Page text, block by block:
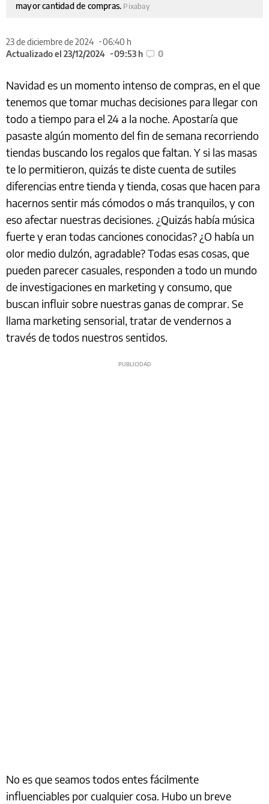
mayor cantidad de compras. Pixabay
23 de diciembre de 2024
06:40 h
Actualizado el 23/12/2024
09:53 h 0
Navidad es un momento intenso de compras, en el que
tenemos que tomar muchas decisiones para llegar con
todo a tiempo para el 24 a la noche. Apostaría que
pasaste algún momento del fin de semana recorriendo
tiendas buscando los regalos que faltan. Y si las masas
te lo permitieron, quizás te diste cuenta de sutiles
diferencias entre tienda y tienda, cosas que hacen para
hacernos sentir más cómodos o más tranquilos, y con
eso afectar nuestras decisiones. ¿Quizás había música
fuerte y eran todas canciones conocidas? ¿O había un
olor medio dulzón, agradable? Todas esas cosas, que
pueden parecer casuales, responden a todo un mundo
de investigaciones en marketing y consumo, que
buscan influir sobre nuestras ganas de comprar. Se
llama marketing sensorial, tratar de vendernos a
través de todos nuestros sentidos.
No es que seamos todos entes fácilmente
influenciables por cualquier cosa. Hubo un breve